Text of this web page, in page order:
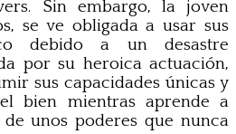
Sin embargo, la joven
se ve obligada a usar sus
debido a un desastre
por su heroica actuación,
sus capacidades únicas y
bien mientras aprende a
unos poderes que nunca